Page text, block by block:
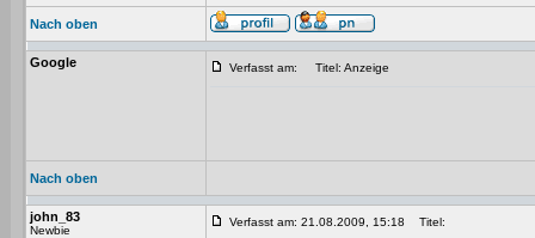
Nach oben
Google Verfasst am: Titel: Anzeige
Nach oben
john_83
Newbie
Verfasst am: 21.08.2009, 15:18 Titel: